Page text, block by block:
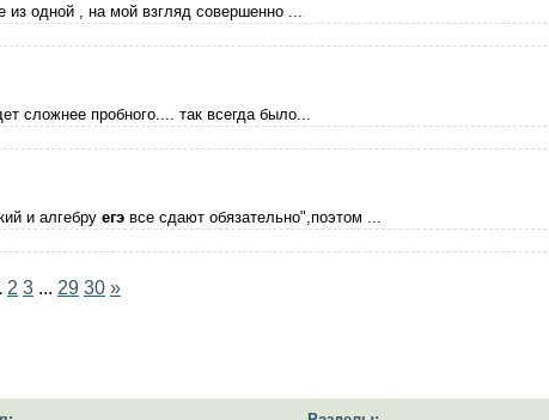
одной , на мой взгляд совершенно ...
сложнее пробного.... так всегда было...
и алгебру егэ все сдают обязательно",поэтом ...
2 3 ... 29 30 »